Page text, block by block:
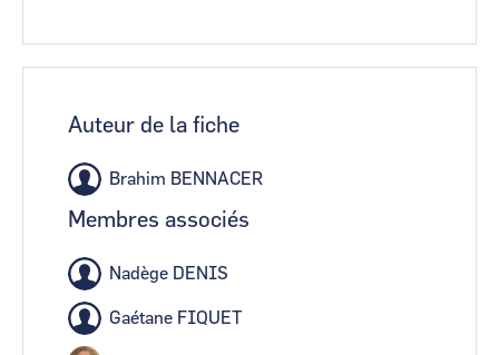
Auteur de la fiche
Brahim BENNACER
Membres associés
Nadège DENIS
Gaétane FIQUET